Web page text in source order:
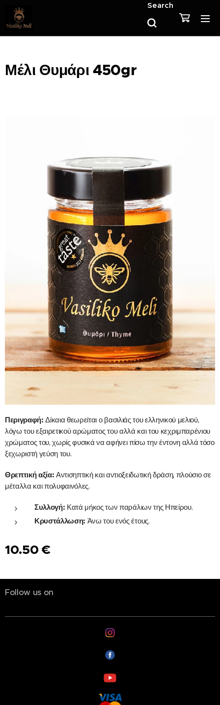
Search
Μέλι Θυμάρι 450gr
Περιγραφή:Δίκαια θεωρείται ο βασιλιάς του ελληνικού μελιού,
λόγω του εξαιρετικού αρώματος του αλλά και του κεχριμπαρένιου
χρώματος του, χωρίς φυσικά να αφήνει πίσω την έντονη αλλά τόσο
ξεχωριστή γεύση του.
Θρεπτική αξία:Αντισηπτική και αντιοξειδωτική δράση, πλούσιο σε
μέταλλα και πολυφαινόλες.
Συλλογή: Κατά μήκος των παράλιων της Ηπείρου.
Κρυστάλλωση: Άνω του ενός έτους.
10.50 €
Follow us on